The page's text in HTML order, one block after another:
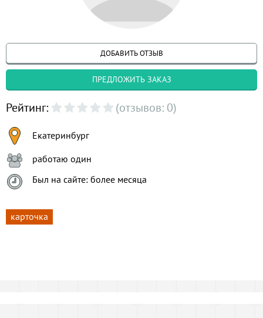
ДОБАВИТЬ ОТЗЫВ
ПРЕДЛОЖИТЬ ЗАКАЗ
Рейтинг: (отзывов: 0)
Екатеринбург
работаю один
Был на сайте: более месяца
карточка